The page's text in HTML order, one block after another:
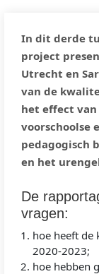
In dit derde
project
Utrecht en
van de
het effect van
voorschoolse
pedagogisch
en het
De
vragen:
hoe heeft de
2020-2023;
hoe hebben